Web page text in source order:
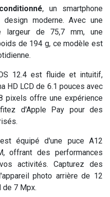
, un smartphone
moderne. Avec une
largeur de 75,7 mm, une
de 194 g, ce modèle est
12.4 est fluide et intuitif,
HD LCD de 6.1 pouces avec
pixels offre une expérience
d'Apple Pay pour des
équipé d'une puce A12
offrant des performances
activités. Capturez des
photo arrière de 12
de 7 Mpx.